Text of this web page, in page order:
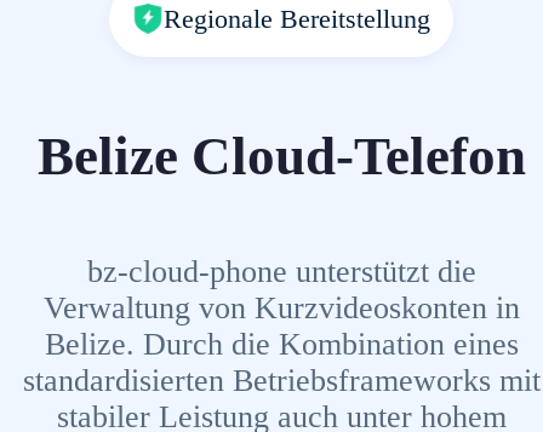
Regionale Bereitstellung
Belize Cloud-Telefon
bz-cloud-phone unterstützt die
Verwaltung von Kurzvideoskonten in
Belize. Durch die Kombination eines
standardisierten Betriebsframeworks mit
stabiler Leistung auch unter hohem